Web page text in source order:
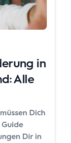
in
Alle
Dich
Dir in